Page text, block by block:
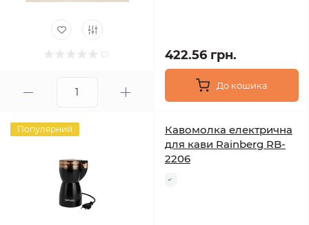
422.56 грн.
До кошика
Популярний
Кавомолка електрична
для кави Rainberg RB-
2206